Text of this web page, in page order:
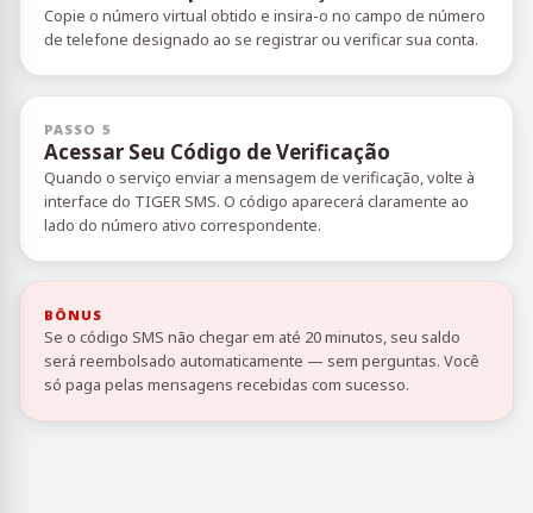
Copie o número virtual obtido e insira-o no campo de número
de telefone designado ao se registrar ou verificar sua conta.
PASSO 5
Acessar Seu Código de Verificação
Quando o serviço enviar a mensagem de verificação, volte à
interface do TIGER SMS. O código aparecerá claramente ao
lado do número ativo correspondente.
BÔNUS
Se o código SMS não chegar em até 20 minutos, seu saldo
será reembolsado automaticamente — sem perguntas. Você
só paga pelas mensagens recebidas com sucesso.